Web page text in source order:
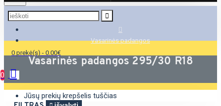
0 prekė(s) - 0.00€
0
Jūsų prekių krepšelis tuščias
Vasarinės padangos
Vasarinės padangos 295/30 R18